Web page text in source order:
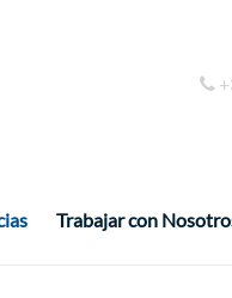
Trabajar con